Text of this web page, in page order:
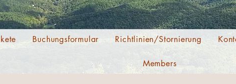
Buchungsformular Richtlinien/Stornierung
Members